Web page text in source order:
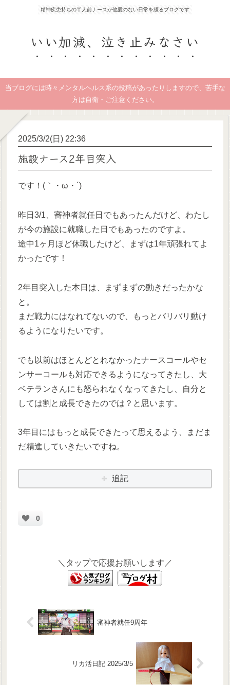
精神疾患持ちの半人前ナースが他愛のない日常を綴るブログです
いい加減、泣き止みなさい
当ブログには時々メンタルヘルス系の投稿があったりしますので、苦手な
方は自衛・ご注意ください。
2025/3/2(日) 22:36
施設ナース2年目突入
です！(｀・ω・´)
昨日3/1、審神者就任日でもあったんだけど、わたし
が今の施設に就職した日でもあったのですよ。
途中1ヶ月ほど休職したけど、まずは1年頑張れてよ
かったです！
2年目突入した本日は、まずまずの動きだったかな
と。
まだ戦力にはなれてないので、もっとバリバリ動け
るようになりたいです。
でも以前はほとんどとれなかったナースコールやセ
ンサーコールも対応できるようになってきたし、大
ベテランさんにも怒られなくなってきたし、自分と
しては割と成長できたのでは？と思います。
3年目にはもっと成長できたって思えるよう、まだま
だ精進していきたいですね。
追記
0
＼タップで応援お願いします／
審神者就任9周年
リカ活日記 2025/3/5